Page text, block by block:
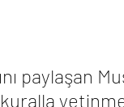
paylaşan